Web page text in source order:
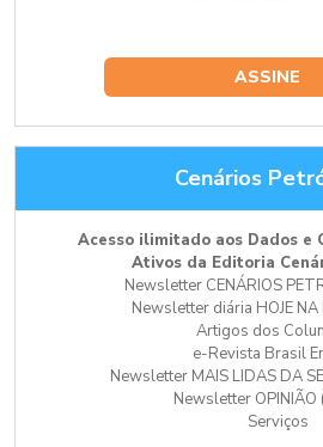
ASSINE
Cenários
Acesso ilimitado aos Dados e
Ativos da Editoria
Newsletter CENÁRIOS
Newsletter diária HOJE NA
Artigos dos
e-Revista Brasil
Newsletter MAIS LIDAS DA
Newsletter OPINIÃO
Serviços